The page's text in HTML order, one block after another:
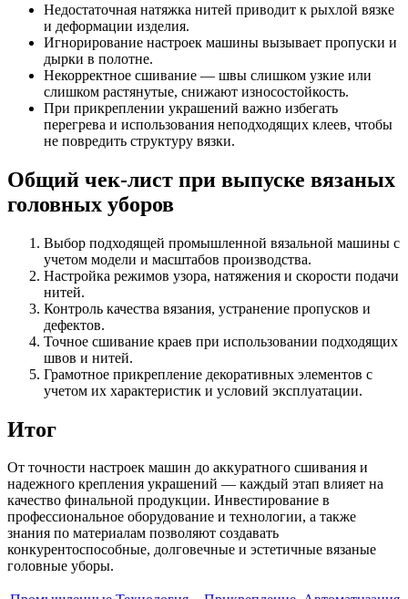
Недостаточная натяжка нитей приводит к рыхлой вязке
и деформации изделия.
Игнорирование настроек машины вызывает пропуски и
дырки в полотне.
Некорректное сшивание — швы слишком узкие или
слишком растянутые, снижают износостойкость.
При прикреплении украшений важно избегать
перегрева и использования неподходящих клеев, чтобы
не повредить структуру вязки.
Общий чек-лист при выпуске вязаных
головных уборов
Выбор подходящей промышленной вязальной машины с
учетом модели и масштабов производства.
Настройка режимов узора, натяжения и скорости подачи
нитей.
Контроль качества вязания, устранение пропусков и
дефектов.
Точное сшивание краев при использовании подходящих
швов и нитей.
Грамотное прикрепление декоративных элементов с
учетом их характеристик и условий эксплуатации.
Итог
От точности настроек машин до аккуратного сшивания и
надежного крепления украшений — каждый этап влияет на
качество финальной продукции. Инвестирование в
профессиональное оборудование и технологии, а также
знания по материалам позволяют создавать
конкурентоспособные, долговечные и эстетичные вязаные
головные уборы.